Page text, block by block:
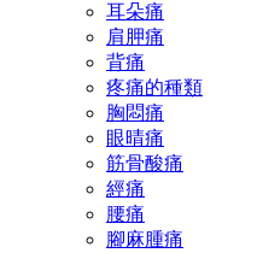
耳朵痛
肩胛痛
背痛
疼痛的種類
胸悶痛
眼晴痛
筋骨酸痛
經痛
腰痛
腳麻腫痛